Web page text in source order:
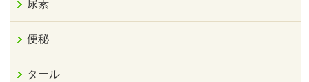
尿素
便秘
タール